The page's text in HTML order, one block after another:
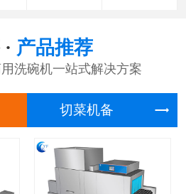
产品推荐
洗碗机一站式解决方案
切菜机